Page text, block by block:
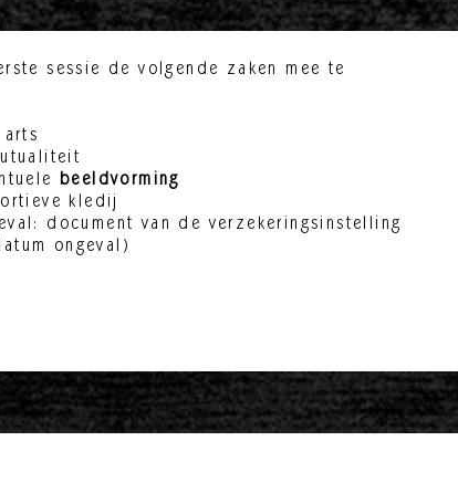
sessie de volgende zaken mee te
beeldvorming
kledij
document van de verzekeringsinstelling
ongeval)